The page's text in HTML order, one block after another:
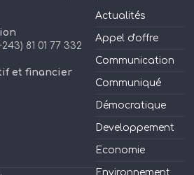
81 01 77 332
et financier
Actualités
Appel d'offre
Communication
Communiqué
Démocratique
Developpement
Economie
Environnement